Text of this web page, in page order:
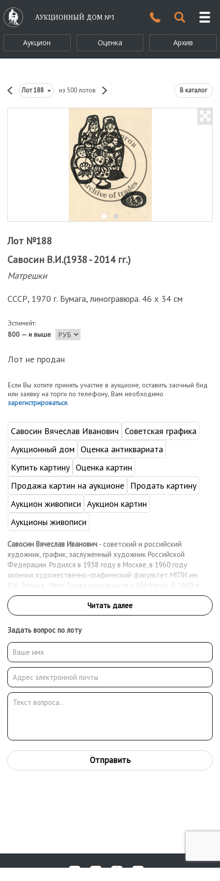
АУКЦИОННЫЙ ДОМ №1
Аукцион Оценка Архив
Лот188 из 500 лотов В каталог
Лот №188
Савосин В.И.(1938 - 2014 гг.)
Матрешки
СССР, 1970 г. Бумага, линогравюра. 46 х 34 см
Эстимейт:
800 — и выше
Лот не продан
Если Вы хотите принять участие в аукционе, оставить заочный бид
или заявку на торги по телефону, Вам необходимо
зарегистрироваться.
Савосин Вячеслав Иванович
Советская графика
Аукционный дом
Оценка антиквариата
Купить картину Оценка картин
Продажа картин на аукционе
Продать картину
Аукцион живописи Аукцион картин
Аукционы живописи
Савосин Вячеслав Иванович - советский и российский
художник, график, заслуженный художник Российской
Федерации. Родился в 1938 году в Москве, в 1960 году
окончил художественно-графический факультет МГПИ им.
В.И. Ленина. Член Союза художников с 1964 года. В 1960-е
годы создал серию портретов в технике линогравюры, за
которые получил ежеголную премию МОСХа. Выставлять свои
живописные произведения начал только в конце 1980-х годов,
хотя активно участвовал в выставках в качестве графика с
начала 1960-х. Вячеслав Иванович скончался в 2014 году в
Москве.
Задать вопрос по лоту
Отправить